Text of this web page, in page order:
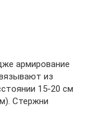
армирование
из
15-20 см
Стержни